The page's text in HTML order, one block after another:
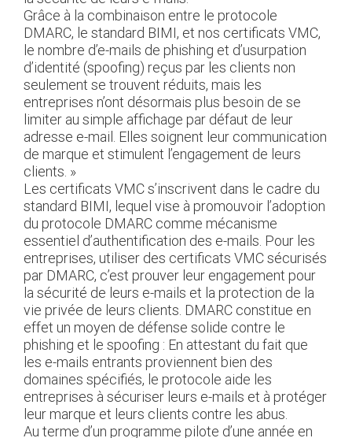
Grâce à la combinaison entre le protocole
DMARC, le standard BIMI, et nos certificats VMC,
le nombre d’e-mails de phishing et d’usurpation
d’identité (spoofing) reçus par les clients non
seulement se trouvent réduits, mais les
entreprises n’ont désormais plus besoin de se
limiter au simple affichage par défaut de leur
adresse e-mail. Elles soignent leur communication
de marque et stimulent l’engagement de leurs
clients. »
Les certificats VMC s’inscrivent dans le cadre du
standard BIMI, lequel vise à promouvoir l’adoption
du protocole DMARC comme mécanisme
essentiel d’authentification des e-mails. Pour les
entreprises, utiliser des certificats VMC sécurisés
par DMARC, c’est prouver leur engagement pour
la sécurité de leurs e-mails et la protection de la
vie privée de leurs clients. DMARC constitue en
effet un moyen de défense solide contre le
phishing et le spoofing : En attestant du fait que
les e-mails entrants proviennent bien des
domaines spécifiés, le protocole aide les
entreprises à sécuriser leurs e-mails et à protéger
leur marque et leurs clients contre les abus.
Au terme d’un programme pilote d’une année en